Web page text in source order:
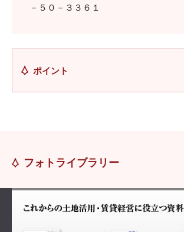
－５０－３３６１
ポイント
フォトライブラリー